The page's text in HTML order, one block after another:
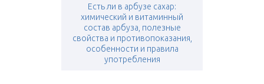
Есть ли в арбузе сахар:
химический и витаминный
состав арбуза, полезные
свойства и противопоказания,
особенности и правила
употребления